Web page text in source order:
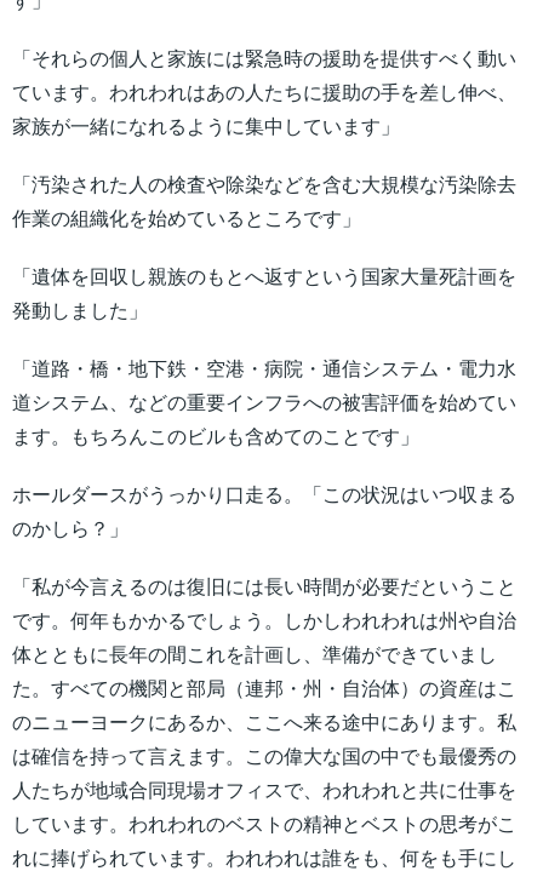
「それらの個人と家族には緊急時の援助を提供すべく動い
ています。われわれはあの人たちに援助の手を差し伸べ、
家族が一緒になれるように集中しています」
「汚染された人の検査や除染などを含む大規模な汚染除去
作業の組織化を始めているところです」
「遺体を回収し親族のもとへ返すという国家大量死計画を
発動しました」
「道路・橋・地下鉄・空港・病院・通信システム・電力水
道システム、などの重要インフラへの被害評価を始めてい
ます。もちろんこのビルも含めてのことです」
ホールダースがうっかり口走る。「この状況はいつ収まる
のかしら？」
「私が今言えるのは復旧には長い時間が必要だということ
です。何年もかかるでしょう。しかしわれわれは州や自治
体とともに長年の間これを計画し、準備ができていまし
た。すべての機関と部局（連邦・州・自治体）の資産はこ
のニューヨークにあるか、ここへ来る途中にあります。私
は確信を持って言えます。この偉大な国の中でも最優秀の
人たちが地域合同現場オフィスで、われわれと共に仕事を
しています。われわれのベストの精神とベストの思考がこ
れに捧げられています。われわれは誰をも、何をも手にし